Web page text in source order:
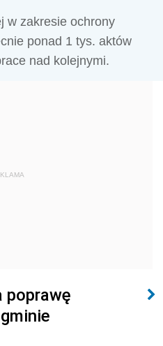
w zakresie ochrony
ponad 1 tys. aktów
nad kolejnymi.
poprawę